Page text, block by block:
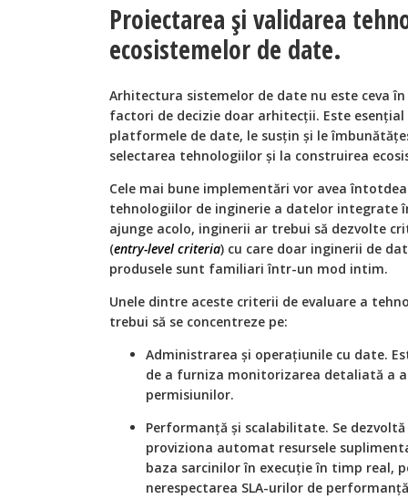
Proiectarea și validarea
ecosistemelor de date.
Arhitectura sistemelor de date nu este ceva
factori de decizie doar arhitecții. Este
platformele de date, le susțin și le
selectarea tehnologiilor și la construirea
Cele mai bune implementări vor avea
tehnologiilor de inginerie a datelor integrate
ajunge acolo, inginerii ar trebui să dezvolte
(entry-level criteria) cu care doar inginerii de
produsele sunt familiari într-un mod intim.
Unele dintre aceste criterii de evaluare a
trebui să se concentreze pe:
Administrarea și operațiunile cu date.
de a furniza monitorizarea detaliată a
permisiunilor.
Performanță și scalabilitate. Se
proviziona automat resursele
baza sarcinilor în execuție în timp real,
nerespectarea SLA-urilor de